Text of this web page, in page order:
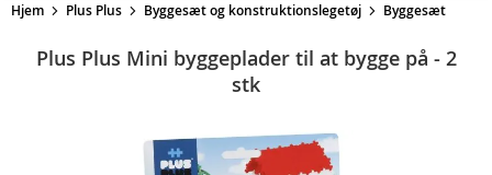
Hjem Plus Plus Byggesæt og konstruktionslegetøj Byggesæt
Plus Plus Mini byggeplader til at bygge på - 2
stk